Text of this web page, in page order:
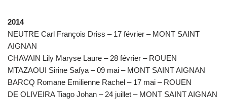
2014
NEUTRE Carl François Driss – 17 février – MONT SAINT
AIGNAN
CHAVAIN Lily Maryse Laure – 28 février – ROUEN
MTAZAOUI Sirine Safya – 09 mai – MONT SAINT AIGNAN
BARCQ Romane Emilienne Rachel – 17 mai – ROUEN
DE OLIVEIRA Tiago Johan – 24 juillet – MONT SAINT AIGNAN